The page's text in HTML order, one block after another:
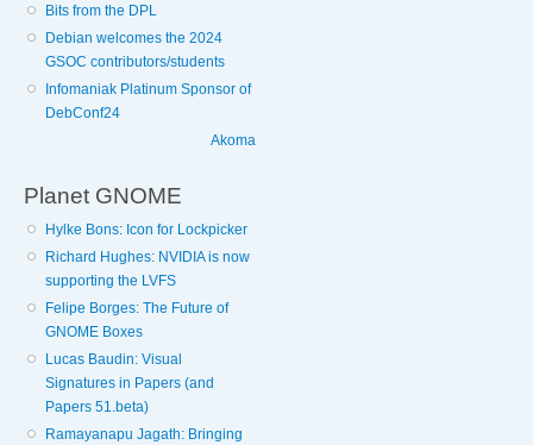
Bits from the DPL
Debian welcomes the 2024
GSOC contributors/students
Infomaniak Platinum Sponsor of
DebConf24
Akoma
Planet GNOME
Hylke Bons: Icon for Lockpicker
Richard Hughes: NVIDIA is now
supporting the LVFS
Felipe Borges: The Future of
GNOME Boxes
Lucas Baudin: Visual
Signatures in Papers (and
Papers 51.beta)
Ramayanapu Jagath: Bringing